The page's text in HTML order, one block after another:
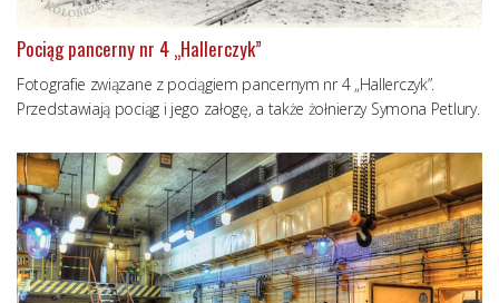
Pociąg pancerny nr 4 „Hallerczyk”
Fotografie związane z pociągiem pancernym nr 4 „Hallerczyk”.
Przedstawiają pociąg i jego załogę, a także żołnierzy Symona Petlury.